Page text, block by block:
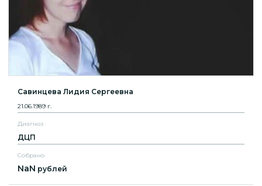
Савинцева Лидия Сергеевна
21.06.1989 г.
Диагноз
ДЦП
Собрано
NaN рублей